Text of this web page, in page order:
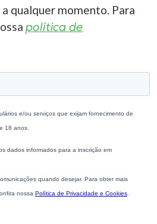
qualquer momento. Para
política de